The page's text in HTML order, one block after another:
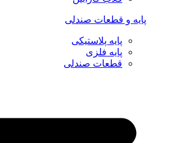
پایه و قطعات صندلی
پایه پلاستیکی
پایه فلزی
قطعات صندلی